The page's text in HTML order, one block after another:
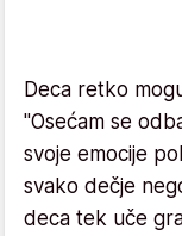
Deca retko
"Osećam se
svoje emocije
svako dečje
deca tek uče